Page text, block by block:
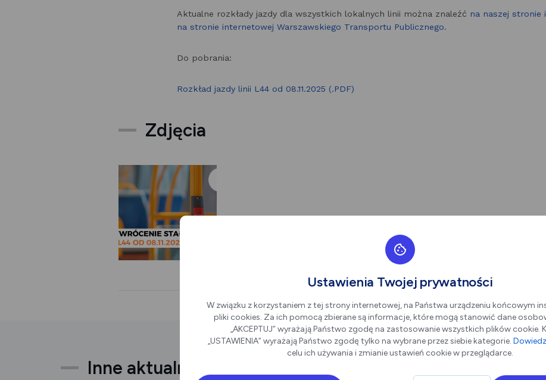
Aktualne rozkłady jazdy dla wszystkich lokalnych linii można znaleźć na naszej stronie
na stronie internetowej Warszawskiego Transportu Publicznego.
Do pobrania:
Rozkład jazdy linii L44 od 08.11.2025 (.PDF)
Zdjęcia
Inne aktualności
Ustawienia Twojej prywatności
W związku z korzystaniem z tej strony internetowej, na Państwa urządzeniu końcowym
pliki cookies. Za ich pomocą zbierane są informacje, które mogą stanowić dane
„AKCEPTUJ” wyrażają Państwo zgodę na zastosowanie wszystkich plików cookie.
„USTAWIENIA” wyrażają Państwo zgodę tylko na wybrane przez siebie kategorie.
celu ich używania i zmianie ustawień cookie w przeglądarce.